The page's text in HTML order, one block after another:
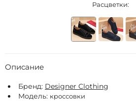
Расцветки:
Описание
Бренд: Designer Clothing
Модель: кроссовки